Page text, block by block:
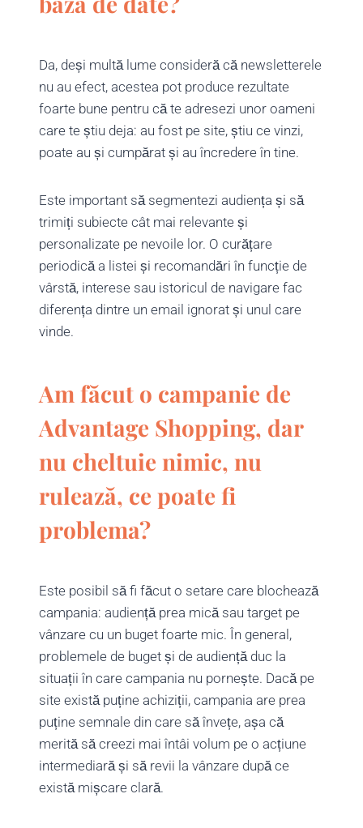
Da, deși multă lume consideră că newsletterele
nu au efect, acestea pot produce rezultate
foarte bune pentru că te adresezi unor oameni
care te știu deja: au fost pe site, știu ce vinzi,
poate au și cumpărat și au încredere în tine.
Este important să segmentezi audiența și să
trimiți subiecte cât mai relevante și
personalizate pe nevoile lor. O curățare
periodică a listei și recomandări în funcție de
vârstă, interese sau istoricul de navigare fac
diferența dintre un email ignorat și unul care
vinde.
Am făcut o campanie de
Advantage Shopping, dar
nu cheltuie nimic, nu
rulează, ce poate fi
problema?
Este posibil să fi făcut o setare care blochează
campania: audiență prea mică sau target pe
vânzare cu un buget foarte mic. În general,
problemele de buget și de audiență duc la
situații în care campania nu pornește. Dacă pe
site există puține achiziții, campania are prea
puține semnale din care să învețe, așa că
merită să creezi mai întâi volum pe o acțiune
intermediară și să revii la vânzare după ce
există mișcare clară.